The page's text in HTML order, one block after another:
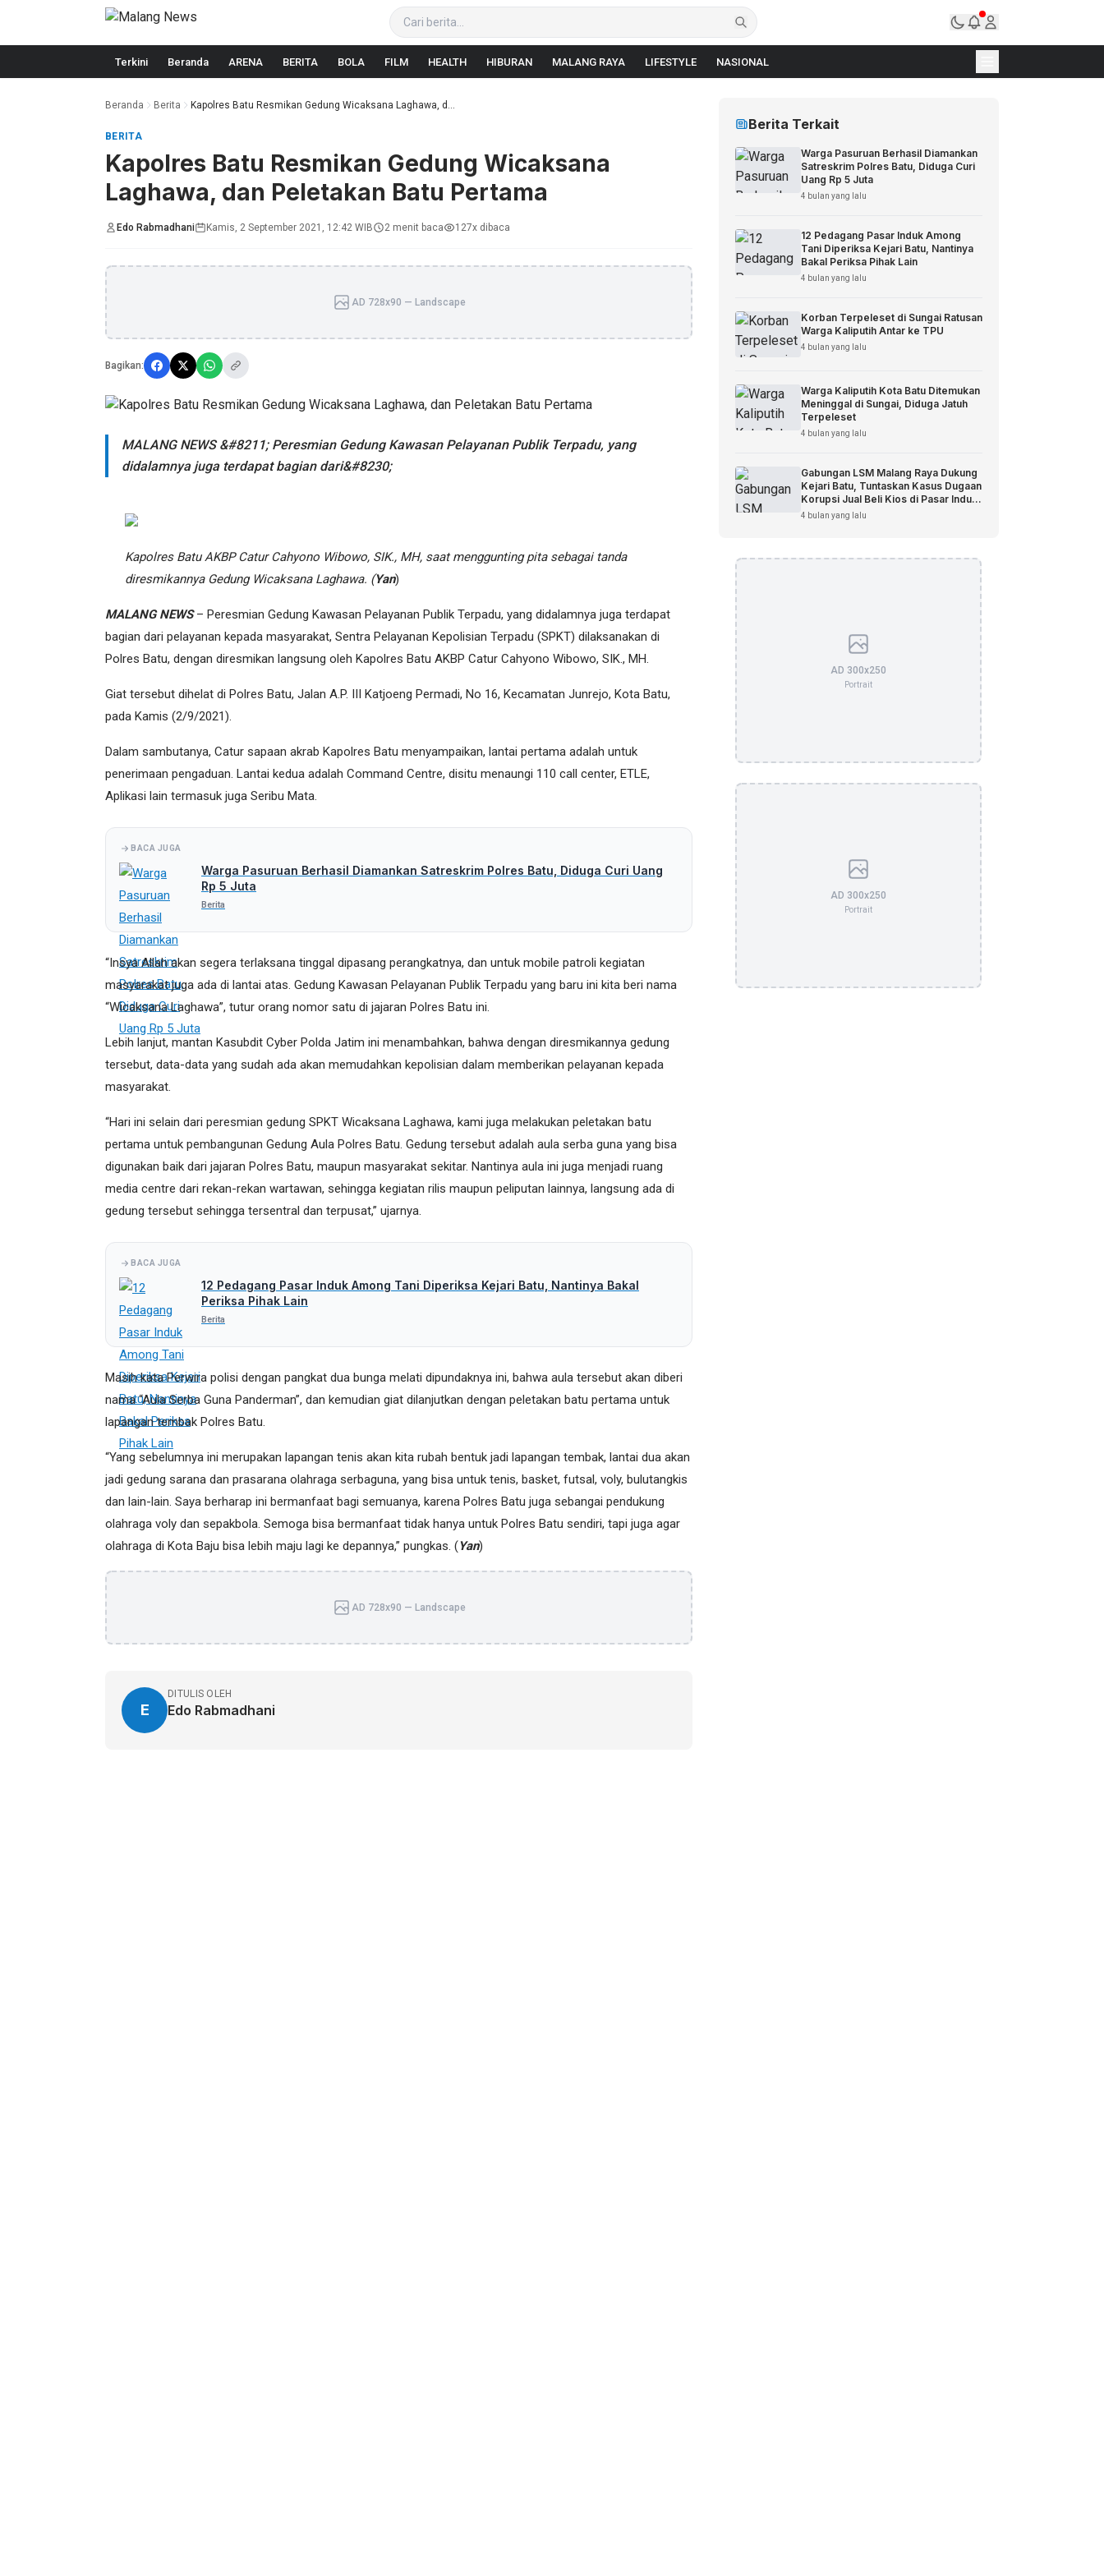
Langsung ke konten
Terkini Beranda ARENA BERITA BOLA FILM HEALTH HIBURAN MALANG RAYA LIFESTYLE NASIONAL
Beranda Berita Kapolres Batu Resmikan Gedung Wicaksana Laghawa, d...
BERITA
Kapolres Batu Resmikan Gedung Wicaksana
Laghawa, dan Peletakan Batu Pertama
Edo Rabmadhani Kamis, 2 September 2021, 12:42 WIB 2 menit baca 127x dibaca
AD 728x90 — Landscape
Bagikan:
MALANG NEWS &#8211; Peresmian Gedung Kawasan Pelayanan Publik Terpadu, yang
didalamnya juga terdapat bagian dari&#8230;
Kapolres Batu AKBP Catur Cahyono Wibowo, SIK., MH, saat menggunting pita sebagai tanda
diresmikannya Gedung Wicaksana Laghawa. (Yan)
MALANG NEWS– Peresmian Gedung Kawasan Pelayanan Publik Terpadu, yang didalamnya juga terdapat
bagian dari pelayanan kepada masyarakat, Sentra Pelayanan Kepolisian Terpadu (SPKT) dilaksanakan di
Polres Batu, dengan diresmikan langsung oleh Kapolres Batu AKBP Catur Cahyono Wibowo, SIK., MH.
Giat tersebut dihelat di Polres Batu, Jalan A.P. III Katjoeng Permadi, No 16, Kecamatan Junrejo, Kota Batu,
pada Kamis (2/9/2021).
Dalam sambutanya, Catur sapaan akrab Kapolres Batu menyampaikan, lantai pertama adalah untuk
penerimaan pengaduan. Lantai kedua adalah Command Centre, disitu menaungi 110 call center, ETLE,
Aplikasi lain termasuk juga Seribu Mata.
BACA JUGA
Warga Pasuruan Berhasil Diamankan Satreskrim Polres Batu, Diduga Curi Uang
Rp 5 Juta
Berita
“Insya Allah akan segera terlaksana tinggal dipasang perangkatnya, dan untuk mobile patroli kegiatan
masyarakat juga ada di lantai atas. Gedung Kawasan Pelayanan Publik Terpadu yang baru ini kita beri nama
“Wicaksana Laghawa”, tutur orang nomor satu di jajaran Polres Batu ini.
Lebih lanjut, mantan Kasubdit Cyber Polda Jatim ini menambahkan, bahwa dengan diresmikannya gedung
tersebut, data-data yang sudah ada akan memudahkan kepolisian dalam memberikan pelayanan kepada
masyarakat.
“Hari ini selain dari peresmian gedung SPKT Wicaksana Laghawa, kami juga melakukan peletakan batu
pertama untuk pembangunan Gedung Aula Polres Batu. Gedung tersebut adalah aula serba guna yang bisa
digunakan baik dari jajaran Polres Batu, maupun masyarakat sekitar. Nantinya aula ini juga menjadi ruang
media centre dari rekan-rekan wartawan, sehingga kegiatan rilis maupun peliputan lainnya, langsung ada di
gedung tersebut sehingga tersentral dan terpusat,” ujarnya.
BACA JUGA
12 Pedagang Pasar Induk Among Tani Diperiksa Kejari Batu, Nantinya Bakal
Periksa Pihak Lain
Berita
Masih kata Perwira polisi dengan pangkat dua bunga melati dipundaknya ini, bahwa aula tersebut akan diberi
nama “Aula Serba Guna Panderman”, dan kemudian giat dilanjutkan dengan peletakan batu pertama untuk
lapangan tembak Polres Batu.
“Yang sebelumnya ini merupakan lapangan tenis akan kita rubah bentuk jadi lapangan tembak, lantai dua akan
jadi gedung sarana dan prasarana olahraga serbaguna, yang bisa untuk tenis, basket, futsal, voly, bulutangkis
dan lain-lain. Saya berharap ini bermanfaat bagi semuanya, karena Polres Batu juga sebangai pendukung
olahraga voly dan sepakbola. Semoga bisa bermanfaat tidak hanya untuk Polres Batu sendiri, tapi juga agar
olahraga di Kota Baju bisa lebih maju lagi ke depannya,” pungkas. (Yan)
AD 728x90 — Landscape
E
DITULIS OLEH
Edo Rabmadhani
Berita Terkait
Warga Pasuruan Berhasil Diamankan
Satreskrim Polres Batu, Diduga Curi
Uang Rp 5 Juta
4 bulan yang lalu
12 Pedagang Pasar Induk Among
Tani Diperiksa Kejari Batu, Nantinya
Bakal Periksa Pihak Lain
4 bulan yang lalu
Korban Terpeleset di Sungai Ratusan
Warga Kaliputih Antar ke TPU
4 bulan yang lalu
Warga Kaliputih Kota Batu Ditemukan
Meninggal di Sungai, Diduga Jatuh
Terpeleset
4 bulan yang lalu
Gabungan LSM Malang Raya Dukung
Kejari Batu, Tuntaskan Kasus Dugaan
Korupsi Jual Beli Kios di Pasar Induk
Among Tani
4 bulan yang lalu
AD 300x250
Portrait
AD 300x250
Portrait